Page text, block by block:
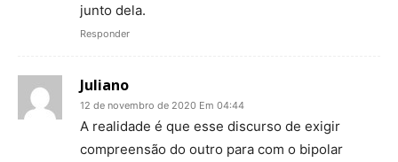
junto dela.
Responder
Juliano
12 de novembro de 2020 Em 04:44
A realidade é que esse discurso de exigir
compreensão do outro para com o bipolar